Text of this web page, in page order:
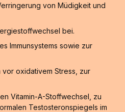
von Müdigkeit und
bei.
Immunsystems sowie zur
vor oxidativem Stress, zur
Vitamin-A-Stoffwechsel, zu
Testosteronspiegels im